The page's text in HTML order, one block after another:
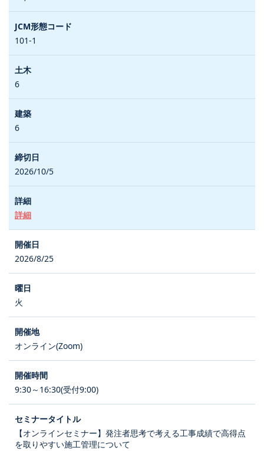
101-1
6
6
2026/10/5
詳細
2026/8/25
火
オンライン(Zoom)
9:30～16:30(受付9:00)
【オンラインセミナー】発注者思考で考える工事成績で高得点
を取りやすい施工管理について